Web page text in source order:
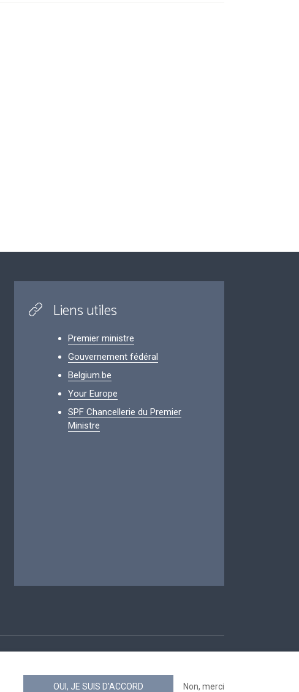
Liens utiles
Premier ministre
Gouvernement fédéral
Belgium.be
Your Europe
SPF Chancellerie du Premier
Ministre
OUI, JE SUIS D'ACCORD Non, merci